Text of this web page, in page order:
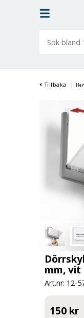
bland
Tillbaka |
mm, vit
Art.nr: 12-
150 kr